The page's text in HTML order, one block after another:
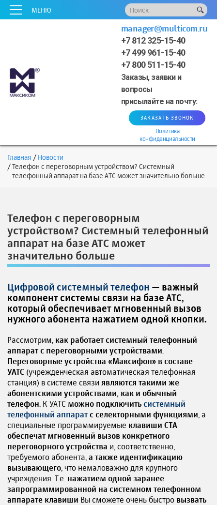
МЕНЮ
+7 812 325-15-40
+7 499 961-15-40
+7 800 511-15-40
Заказы, заявки и
вопросы
присылайте на почту:
manager@multicom.ru
ЗАКАЗАТЬ ЗВОНОК
Политика
конфиденциальности
Главная
Новости
Телефон с переговорным устройством? Системный
телефонный аппарат на базе АТС может значительно больше
Телефон с переговорным
устройством? Системный телефонный
аппарат на базе АТС может
значительно больше
Цифровой системный телефон — важный
компонент системы связи на базе АТС,
который обеспечивает мгновенный вызов
нужного абонента нажатием одной кнопки.
Рассмотрим, как работает системный телефонный
аппарат с переговорными устройствами.
Переговорные устройства «Максифон» в составе
УАТС (учрежденческая автоматическая телефонная
станция) в системе связи являются такими же
абонентскими устройствами, как и обычный
телефон. К УАТС можно подключить системный
телефонный аппарат с селекторными функциями, а
специальные программируемые клавиши СТА
обеспечат мгновенный вызов конкретного
переговорного устройства и, соответственно,
требуемого абонента, а также идентификацию
вызывающего, что немаловажно для крупного
учреждения. Т.е. нажатием одной заранее
запрограммированной на системном телефонном
аппарате клавиши Вы сможете очень быстро вызвать
xxxxx